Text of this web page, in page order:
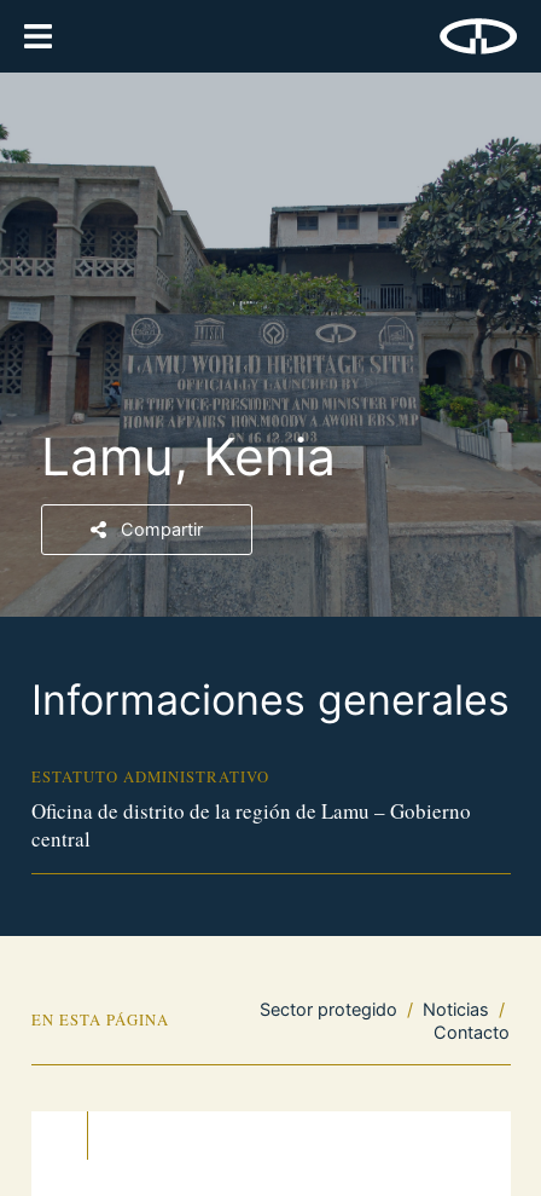
Lamu, Kenia
Compartir
Informaciones generales
ESTATUTO ADMINISTRATIVO
Oficina de distrito de la región de Lamu – Gobierno
central
EN ESTA PÁGINA
Sector protegido / Noticias /
Contacto